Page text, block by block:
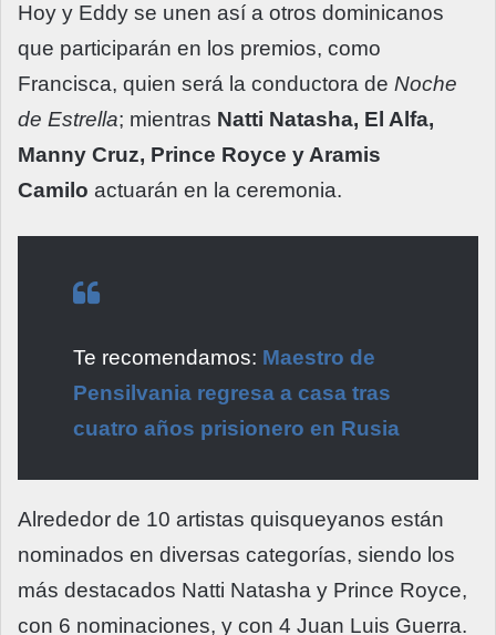
Hoy y Eddy se unen así a otros dominicanos
que participarán en los premios, como
Francisca, quien será la conductora de Noche
de Estrella; mientras Natti Natasha, El Alfa,
Manny Cruz, Prince Royce y Aramis
Camilo actuarán en la ceremonia.
Te recomendamos: Maestro de
Pensilvania regresa a casa tras
cuatro años prisionero en Rusia
Alrededor de 10 artistas quisqueyanos están
nominados en diversas categorías, siendo los
más destacados Natti Natasha y Prince Royce,
con 6 nominaciones, y con 4 Juan Luis Guerra.